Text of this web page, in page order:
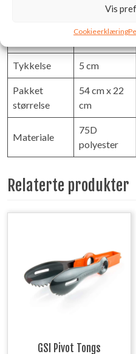
Vis
Cookieerklæring
Tykkelse 5 cm
Pakket
størrelse
54 cm x 22
cm
Materiale
75D
polyester
Relaterte produkter
GSI Pivot Tongs